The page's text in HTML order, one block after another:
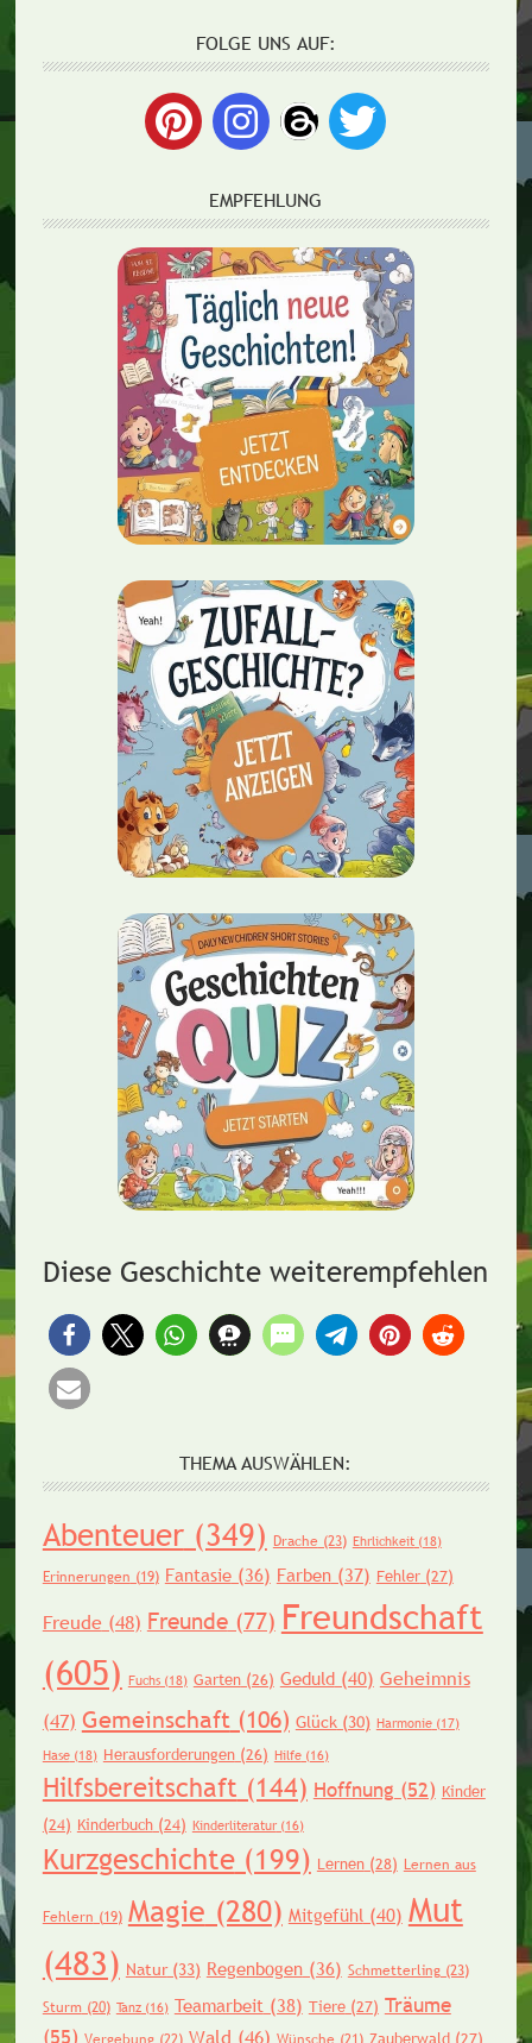
FOLGE UNS AUF:
EMPFEHLUNG
Diese Geschichte weiterempfehlen
THEMA AUSWÄHLEN:
Abenteuer(349) Drache (23) Ehrlichkeit(18)
Erinnerungen (19) Fantasie(36) Farben(37) Fehler(27)
Freude(48) Freunde(77) Freundschaft
(605) Fuchs(18) Garten(26) Geduld(40) Geheimnis
(47) Gemeinschaft(106) Glück(30) Harmonie(17)
Hase(18) Herausforderungen(26) Hilfe(16)
Hilfsbereitschaft (144) Hoffnung (52) Kinder
(24) Kinderbuch(24) Kinderliteratur(16)
Kurzgeschichte(199) Lernen(28) Lernen aus
Fehlern (19) Magie (280) Mitgefühl(40) Mut
(483) Natur(33) Regenbogen(36) Schmetterling(23)
Sturm(20) Tanz(16) Teamarbeit(38) Tiere(27) Träume
Wald (46) Zauberwald(27)